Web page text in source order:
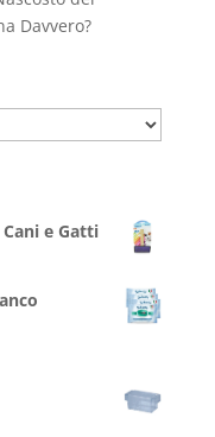
Davvero?
e Gatti